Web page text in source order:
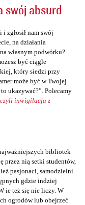
swój absurd
zgłosił nam swój
na działania
własnym podwórku?
być ciągle
który siedzi przy
może być w Twojej
ukazywać?”. Polecamy
czyli inwigilacja z
bibliotek
przez nią setki studentów,
pasjonaci, samodzielni
gdzie indziej
ie też się nie liczy. W
ogrodów lub obejrzeć